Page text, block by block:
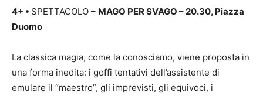
4+ • SPETTACOLO – MAGO PER SVAGO – 20.30, Piazza
Duomo
La classica magia, come la conosciamo, viene proposta in
una forma inedita: i goffi tentativi dell’assistente di
emulare il “maestro”, gli imprevisti, gli equivoci, i